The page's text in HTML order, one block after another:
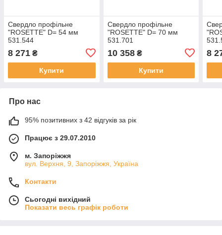
Свердло профільне
"ROSETTE" D= 54 мм
531.544
8 271 ₴
Купити
Свердло профільне
"ROSETTE" D= 70 мм
531.701
10 358₴
Купити
8
Про нас
95% позитивних з 42 відгуків за рік
Працює з 29.07.2010
м. Запоріжжя
вул. Верхня, 9, Запоріжжя, Україна
Контакти
Сьогодні вихідний
Показати весь графік роботи